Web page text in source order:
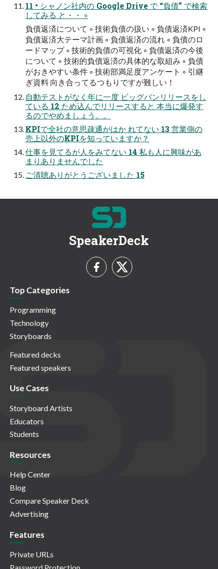
11 • シャノン社内の Google Drive で “負債” で検索
してみる と・・ ◦
負債返済について ◦ 技術負債の扱い ◦ 負債返済KPI ◦
負債返済大テーマ計画 ◦ 負債返済の流れ ◦ 負債のロ
ードマップ ◦ 技術的負債の可視化 ◦ 負債返済の今後
について ◦ 技術的負債返済の具体的な取組み ◦ 負債
がおきやすい条件 ◦ 技術部満足度アンケート ◦ 引継
ぎ資料 向き合ってるつもりですが難しい！
自動テストがなく年に一度 ビッグバンリリースをし
ている 12 ため込んでリリースすると 本当に爆発す
るのでやめましょう。。
KPIで全社の意思疎通がはか れてない 13 営業側の
売上以外のKPIを知っていますか？
仕事を見てるが人をみてない 14 私も人に興味があ
まりありませんでした
ご清聴ありがとうございました 15
SpeakerDeck
Top Categories
Programming
Technology
Storyboards
Featured decks
Featured speakers
Use Cases
Storyboard Artists
Educators
Students
Resources
Help Center
Blog
Compare Speaker Deck
Advertising
Features
Private URLs